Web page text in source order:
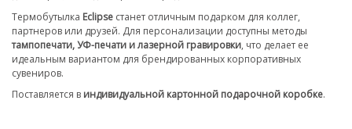
Термобутылка Eclipse станет отличным подарком для коллег,
партнеров или друзей. Для персонализации доступны методы
тампопечати, УФ-печати и лазерной гравировки, что делает ее
идеальным вариантом для брендированных корпоративных
сувениров.
Поставляется в индивидуальной картонной подарочной коробке.